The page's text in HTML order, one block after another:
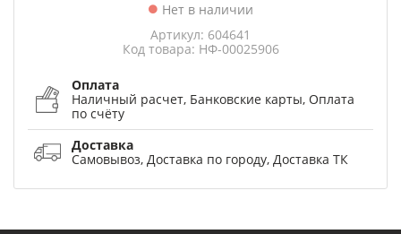
Нет в наличии
Артикул: 604641
Код товара: НФ-00025906
Оплата
Наличный расчет, Банковские карты, Оплата
по счёту
Доставка
Самовывоз, Доставка по городу, Доставка ТК